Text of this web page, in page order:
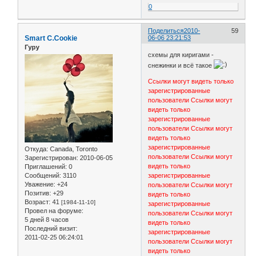
0
Поделиться 59
2010-
06-06 23:21:53
Smart C.Cookie
Гуру
Откуда: Canada, Toronto
Зарегистрирован: 2010-06-05
Приглашений: 0
Сообщений: 3110
Уважение: +24
Позитив: +29
Возраст: 41 [1984-11-10]
Провел на форуме:
5 дней 8 часов
Последний визит:
2011-02-25 06:24:01
схемы для киригами -
снежинки и всё такое
Ссылки могут видеть только
зарегистрированные
пользователи Ссылки могут
видеть только
зарегистрированные
пользователи Ссылки могут
видеть только
зарегистрированные
пользователи Ссылки могут
видеть только
зарегистрированные
пользователи Ссылки могут
видеть только
зарегистрированные
пользователи Ссылки могут
видеть только
зарегистрированные
пользователи Ссылки могут
видеть только